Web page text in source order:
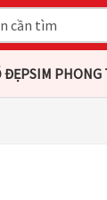
ĐẸPSIM PHONG